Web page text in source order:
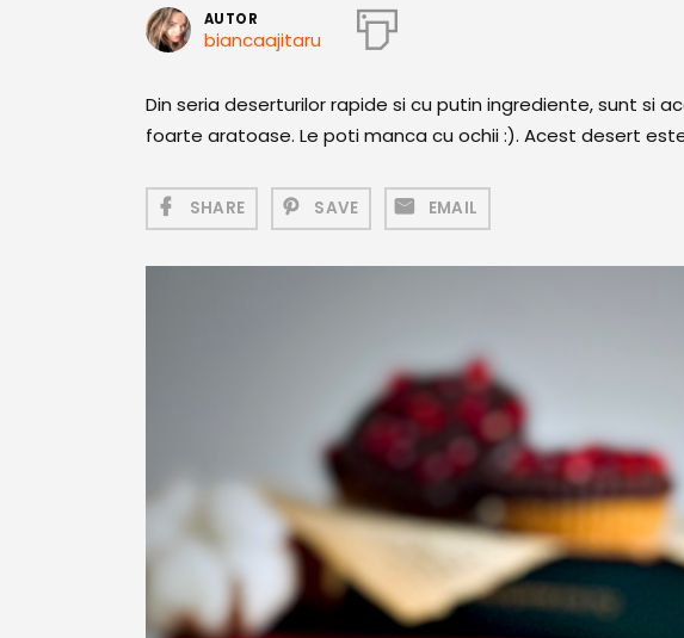
AUTOR
biancaajitaru
Din seria deserturilor rapide si cu putin ingrediente, sunt si
foarte aratoase. Le poti manca cu ochii :). Acest desert
SHARE SAVE EMAIL